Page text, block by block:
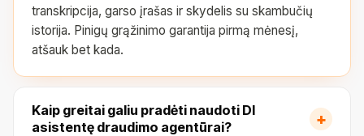
transkripcija, garso įrašas ir skydelis su skambučių
istorija. Pinigų grąžinimo garantija pirmą mėnesį,
atšauk bet kada.
Kaip greitai galiu pradėti naudoti DI
asistentę draudimo agentūrai?
+